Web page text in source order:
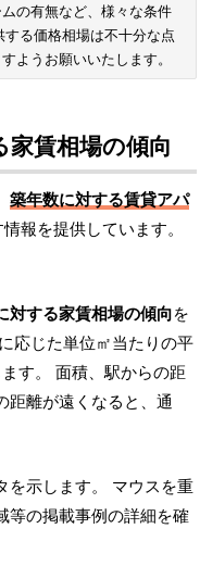
の有無など、様々な条件
る価格相場は不十分な点
ようお願いいたします。
家賃相場の傾向
築年数に対する賃貸アパ
報を提供しています。
対する家賃相場の傾向を
応じた単位㎡当たりの平
す。 面積、駅からの距
距離が遠くなると、通
を示します。 マウスを重
等の掲載事例の詳細を確